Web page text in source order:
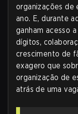
organizações de
ano. E, durante
ganham acesso
dígitos,
crescimento de
exagero que
organização de
atrás de uma